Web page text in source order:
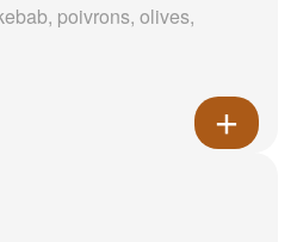
poivrons, olives,